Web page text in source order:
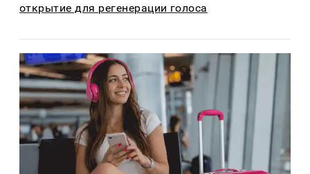
открытие для регенерации голоса